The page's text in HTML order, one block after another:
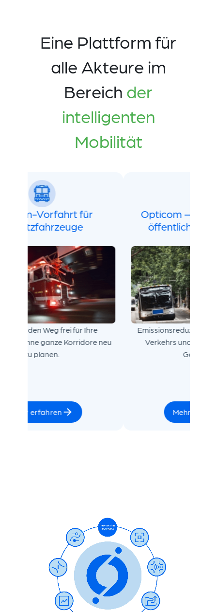
Eine Plattform für
alle Akteure im
Bereich der
intelligenten
Mobilität
Verkehrslösungen
Sie sicherere und gesündere
Städte, indem Sie die Effizienz und
Zuverlässigkeit Ihrer Verkehrsnetze
Mehr erfahren
Machen Sie
Notfallflotten,